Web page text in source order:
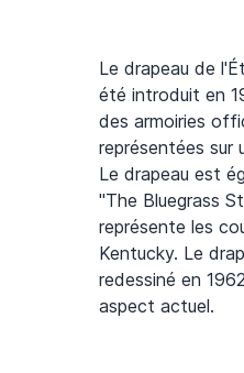
Le drapeau de
été introduit en
des armoiries
représentées sur
Le drapeau est
"The Bluegrass
représente les
Kentucky. Le
redessiné en
aspect actuel.